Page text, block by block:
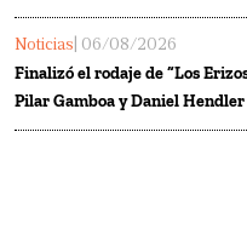
Noticias | 06/08/2026
Finalizó el rodaje de “Los
Pilar Gamboa y Daniel Hendler